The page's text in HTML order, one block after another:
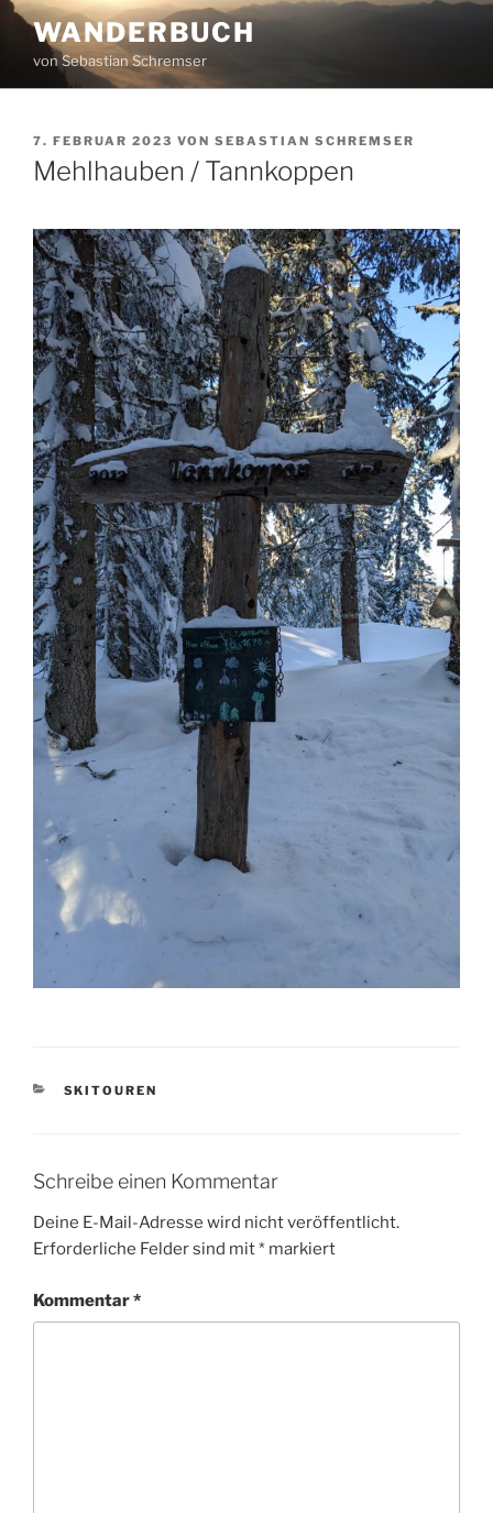
Zum
Inhalt
springen
WANDERBUCH
von Sebastian Schremser
VERÖFFENTLICHT
AM
7. FEBRUAR 2023 VON SEBASTIAN SCHREMSER
Mehlhauben / Tannkoppen
KATEGORIEN
SKITOUREN
Schreibe einen Kommentar
Deine E-Mail-Adresse wird nicht veröffentlicht.
Erforderliche Felder sind mit* markiert
Kommentar*